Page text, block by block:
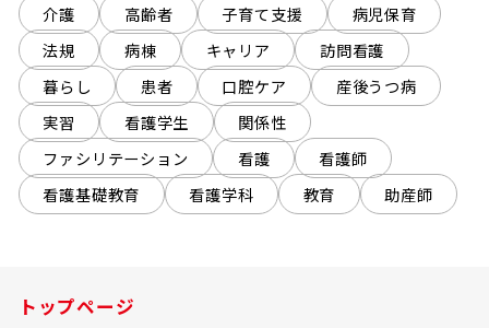
介護
高齢者 子育て支援
病児保育
法規
病棟 キャリア
訪問看護
暮らし
患者 口腔ケア
産後うつ病
実習
看護学生
関係性
ファシリテーション
看護
看護師
看護基礎教育
看護学科 教育 助産師
トップページ